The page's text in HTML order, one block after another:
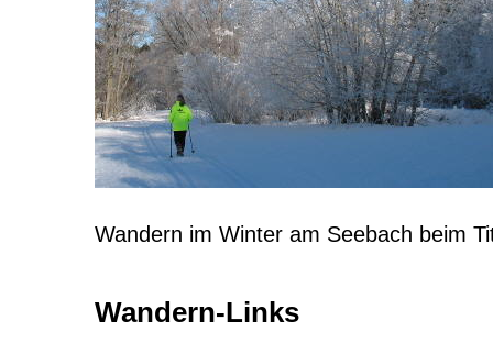
Wandern im Winter am Seebach beim
Wandern-Links